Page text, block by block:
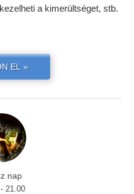
a kimerültséget, stb.
EL »
nap
21.00